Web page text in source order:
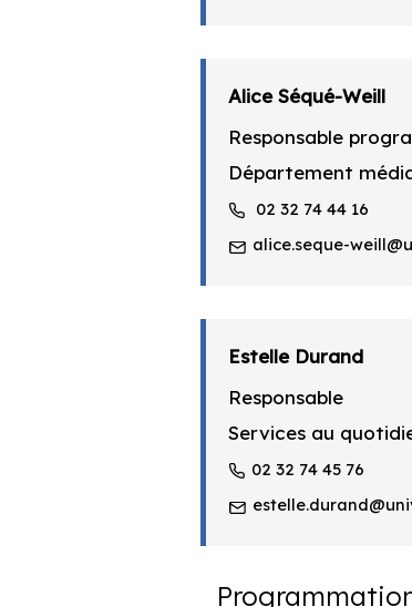
Alice Séqué-Weill
Responsable
Département
02 32 74 44 16
alice.seque-
Estelle Durand
Responsable
Services au
02 32 74 45 76